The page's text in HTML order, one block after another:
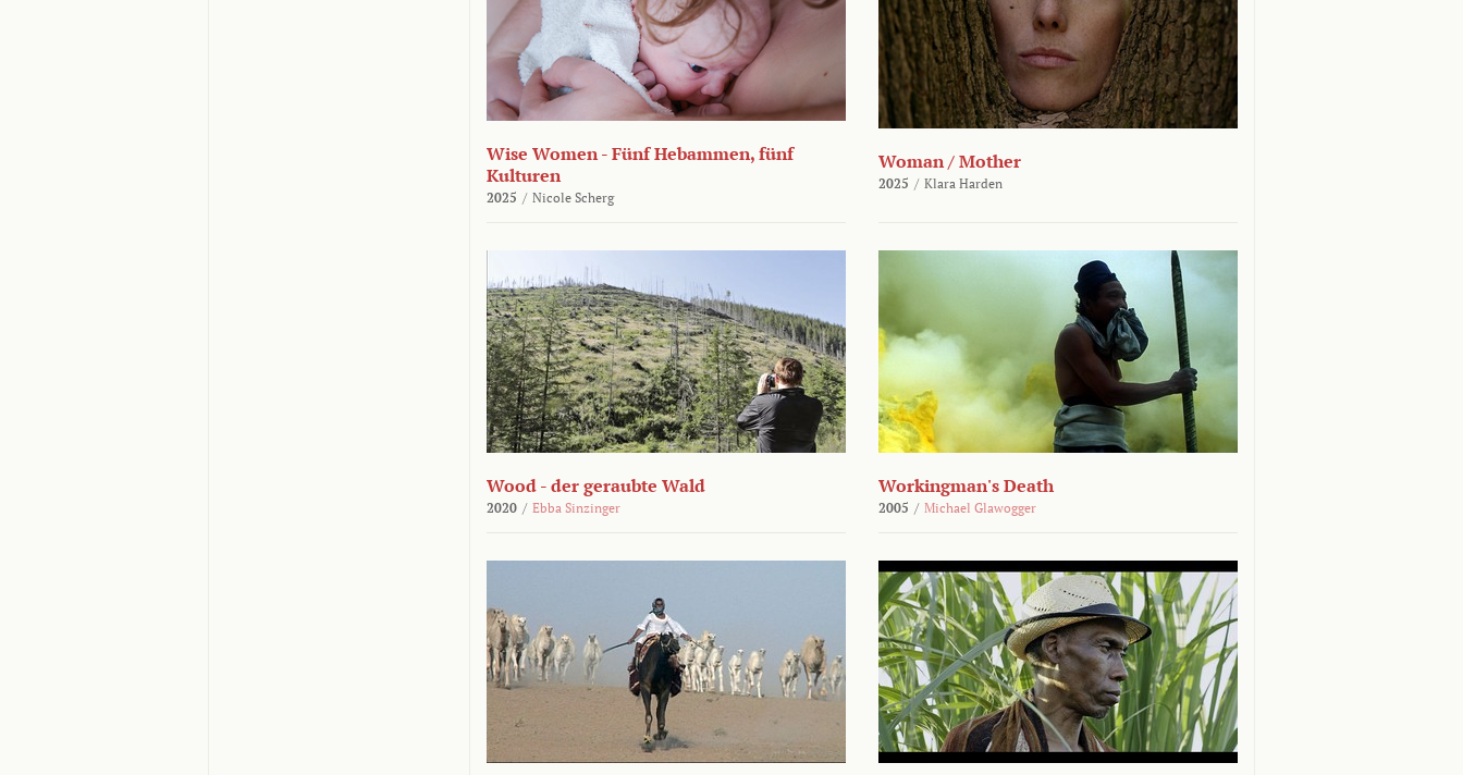
Wise Women - Fünf Hebammen, fünf
Kulturen
2025 / Nicole Scherg
Woman / Mother
2025 / Klara Harden
Wood - der geraubte Wald
2020 / Ebba Sinzinger
Workingman's Death
2005 / Michael Glawogger